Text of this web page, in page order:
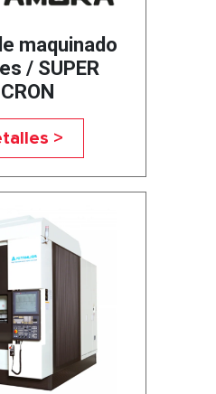
maquinado
/ SUPER
>